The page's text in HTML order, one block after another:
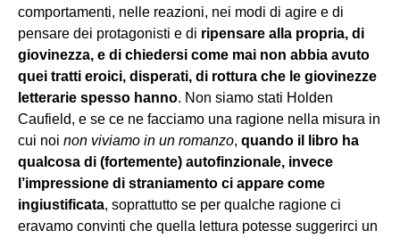
comportamenti, nelle reazioni, nei modi di agire e di
pensare dei protagonisti e di ripensare alla propria, di
giovinezza, e di chiedersi come mai non abbia avuto
quei tratti eroici, disperati, di rottura che le giovinezze
letterarie spesso hanno. Non siamo stati Holden
Caufield, e se ce ne facciamo una ragione nella misura in
cui noi non viviamo in un romanzo, quando il libro ha
qualcosa di (fortemente) autofinzionale, invece
l’impressione di straniamento ci appare come
ingiustificata, soprattutto se per qualche ragione ci
eravamo convinti che quella lettura potesse suggerirci un